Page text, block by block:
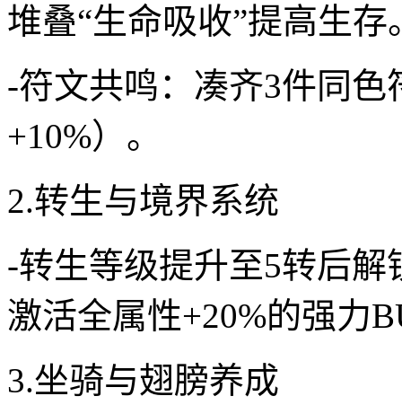
堆叠“生命吸收”提高生存
-符文共鸣：凑齐3件同
+10%）。
2.转生与境界系统
-转生等级提升至5转后解
激活全属性+20%的强力
3.坐骑与翅膀养成